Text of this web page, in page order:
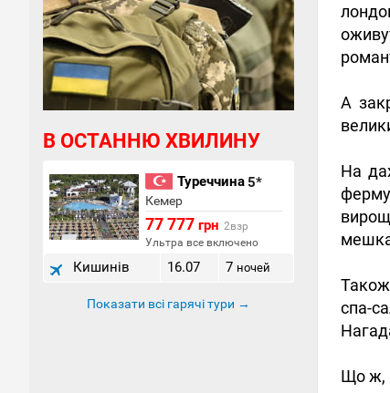
В ОСТАННЮ ХВИЛИНУ
Туреччина5*
Кемер
77 777 грн 2взр
Ультра все включено
Кишинів 16.07 7 ночей
Показати всі гарячі тури →
А
На
спа-
Що ж,